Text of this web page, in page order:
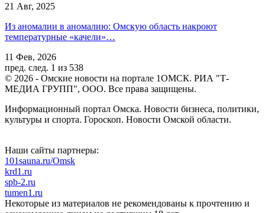
21 Авг, 2025
Из аномалии в аномалию: Омскую область накроют
температурные «качели»…
11 Фев, 2026
пред. след. 1 из 538
© 2026 - Омские новости на портале 1ОМСК. РИА "Т-
МЕДИА ГРУПП", ООО. Все права защищены.
Информационный портал Омска. Новости бизнеса, политики,
культуры и спорта. Гороскоп. Новости Омской области.
Наши сайты партнеры:
101sauna.ru/Omsk
krd1.ru
spb-2.ru
tumen1.ru
Некоторые из материалов не рекомендованы к прочтению и